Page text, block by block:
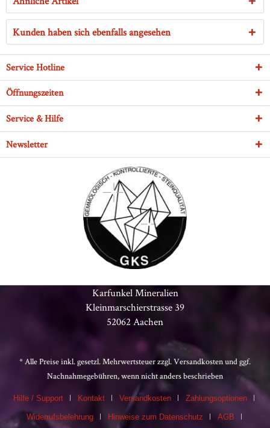
Kunden haben sich ebenfalls angesehen
Service Hotline
Öffnungszeiten
Service & Hilfe
Newsletter
Karfunkel Mineralien
Kleinmarschierstrasse 39
52062 Aachen
* Alle Preise inkl. gesetzl. Mehrwertsteuer zzgl.Versandkostenund ggf.
Nachnahmegebühren, wenn nicht anders beschrieben
Hilfe / Support Kontakt Versandkosten Zahlungsoptionen
Widerrufsbelehrung Hinweise zum Datenschutz AGB